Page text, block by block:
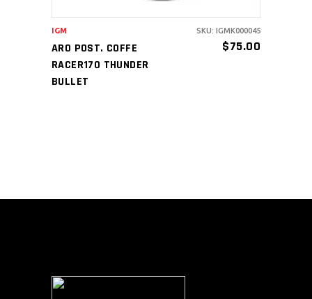
ARO POST. COFFE
RACER170 THUNDER
BULLET
$75.00
IGM SKU: IGMK000045